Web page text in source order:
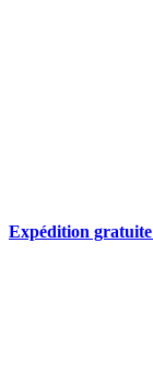
Expédition gratuite